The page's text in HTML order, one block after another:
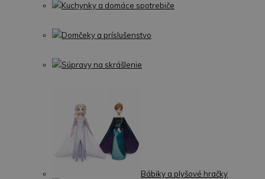
Kuchynky a domáce spotrebiče
Domčeky a príslušenstvo
Súpravy na skrášlenie
Bábiky a plyšové hračky